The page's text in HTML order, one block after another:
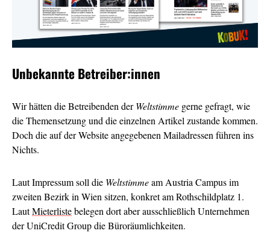
Unbekannte Betreiber:innen
Wir hätten die Betreibenden derWeltstimme gerne gefragt, wie
die Themensetzung und die einzelnen Artikel zustande kommen.
Doch die auf der Website angegebenen Mailadressen führen ins
Nichts.
Laut Impressum soll die Weltstimmeam Austria Campus im
zweiten Bezirk in Wien sitzen, konkret am Rothschildplatz 1.
LautMieterlistebelegen dort aber ausschließlich Unternehmen
der UniCredit Group die Büroräumlichkeiten.